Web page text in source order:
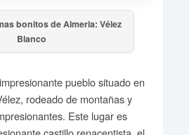
bonitos de Almeria: Vélez
Blanco
pueblo situado en
rodeado de montañas y
Este lugar es